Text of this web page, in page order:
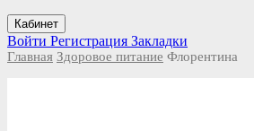
Кабинет
Войти Регистрация Закладки
Главная Здоровое питание Флорентина